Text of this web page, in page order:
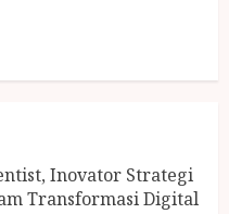
Inovator Strategi
Transformasi Digital